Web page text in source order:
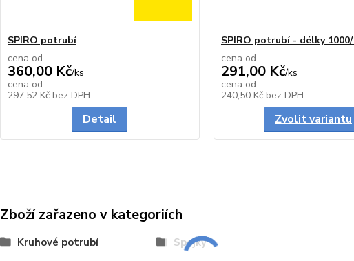
SPIRO potrubí
cena od
360,00 Kč/ks
cena od
297,52 Kč bez DPH
Detail
SPIRO potrubí - délky 1000/
cena od
291,00 Kč/ks
cena od
240,50 Kč bez DPH
Zvolit variantu
Zboží zařazeno v kategoriích
Kruhové potrubí Spojky